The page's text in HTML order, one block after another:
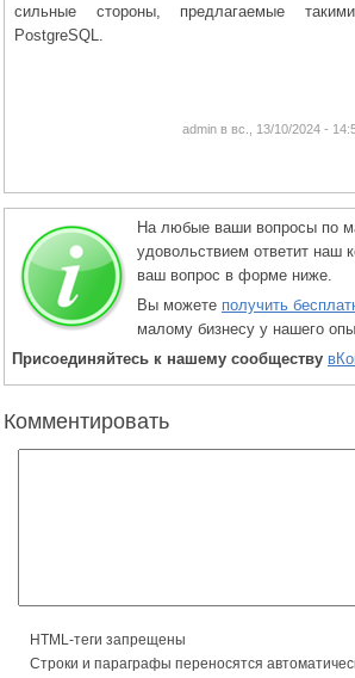
сильные стороны, предлагаемые
PostgreSQL.
admin в вс., 13/10/2024 -
На любые ваши вопросы по
удовольствием ответит наш
ваш вопрос в форме ниже.
Вы можете получить
малому бизнесу у нашего
Присоединяйтесь к нашему сообществу
Комментировать
HTML-теги запрещены
Строки и параграфы переносятся